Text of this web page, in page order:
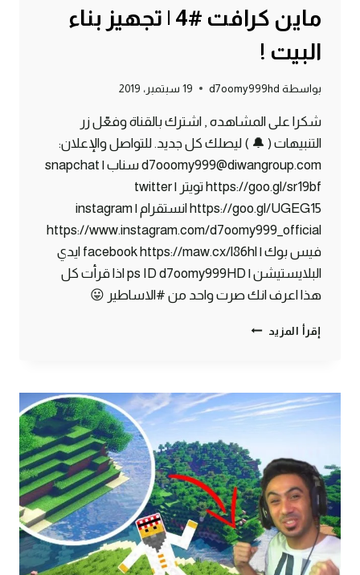
ماين كرافت #4 | تجهيز بناء
البيت !
بواسطة d7oomy999hd 19 سبتمبر، 2019
شكرا على المشاهده , اشترك بالقناة وفعّل زر
التنبيهات ( 🔔 ) ليصلك كل جديد. للتواصل والإعلان:
d7ooomy999@diwangroup.com سناب | snapchat
https://goo.gl/sr19bf تويتر | twitter
https://goo.gl/UGEG15 انستقرام | instagram
https://www.instagram.com/d7oomy999_official
فيس بوك | facebook https://maw.cx/l86hl ايدي
البلايستيشن | ps ID d7oomy999HD اذا قرأت كل
هذا اعرف انك صرت واحد من #الاساطير 😛
إقرأ المزيد ماين
تجهيز
بناء